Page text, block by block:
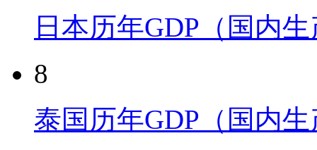
日本历年GDP（国内
8
泰国历年GDP（国内